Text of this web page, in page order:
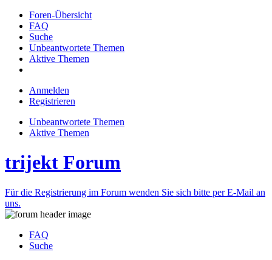
Foren-Übersicht
FAQ
Suche
Unbeantwortete Themen
Aktive Themen
Anmelden
Registrieren
Unbeantwortete Themen
Aktive Themen
trijekt Forum
Für die Registrierung im Forum wenden Sie sich bitte per E-Mail an
uns.
FAQ
Suche